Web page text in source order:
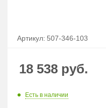
Артикул: 507-346-103
18 538 руб.
Есть в наличии